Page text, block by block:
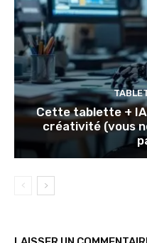
Cette tablette +
créativité (vous